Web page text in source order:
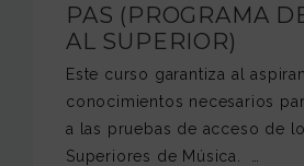
PAS (PROGRAMA
AL SUPERIOR)
Este curso garantiza al
conocimientos necesarios
a las pruebas de acceso de
Superiores de Música. …